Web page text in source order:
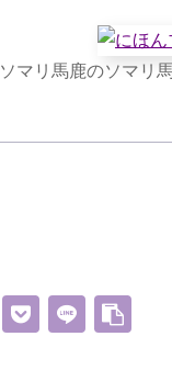
ソマリ馬鹿のソマリ